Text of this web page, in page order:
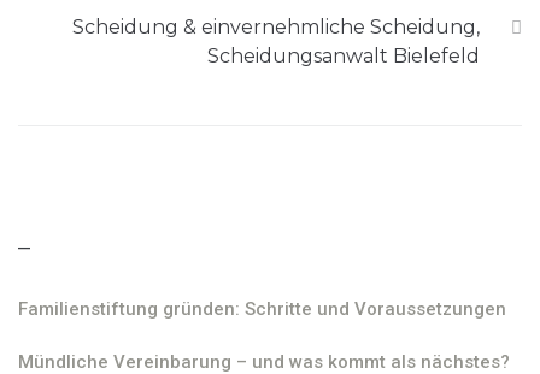
Scheidung & einvernehmliche Scheidung,
Scheidungsanwalt Bielefeld
–
Familienstiftung gründen: Schritte und Voraussetzungen
Mündliche Vereinbarung – und was kommt als nächstes?